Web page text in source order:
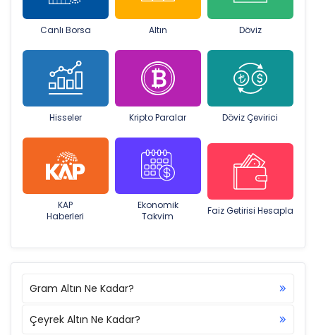
Canlı Borsa Altın Döviz
Hisseler Kripto Paralar Döviz Çevirici
KAP
Haberleri
Ekonomik
Takvim
Faiz Getirisi Hesapla
Gram Altın Ne Kadar?
Çeyrek Altın Ne Kadar?